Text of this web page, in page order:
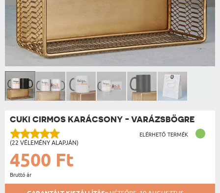
CUKI CIRMOS KARÁCSONY - VARÁZSBÖGRE
(22 VÉLEMÉNY ALAPJÁN)
ELÉRHETŐ TERMÉK
4500 Ft
Bruttó ár